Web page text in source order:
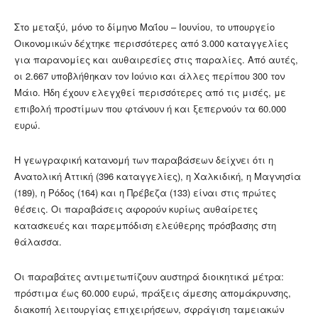
Στο μεταξύ, μόνο το δίμηνο Μαΐου – Ιουνίου, το υπουργείο
Οικονομικών δέχτηκε περισσότερες από 3.000 καταγγελίες
για παρανομίες και αυθαιρεσίες στις παραλίες. Από αυτές,
οι 2.667 υποβλήθηκαν τον Ιούνιο και άλλες περίπου 300 τον
Μάιο. Ήδη έχουν ελεγχθεί περισσότερες από τις μισές, με
επιβολή προστίμων που φτάνουν ή και ξεπερνούν τα 60.000
ευρώ.
Η γεωγραφική κατανομή των παραβάσεων δείχνει ότι η
Ανατολική Αττική (396 καταγγελίες), η Χαλκιδική, η Μαγνησία
(189), η Ρόδος (164) και η Πρέβεζα (133) είναι στις πρώτες
θέσεις. Οι παραβάσεις αφορούν κυρίως αυθαίρετες
κατασκευές και παρεμπόδιση ελεύθερης πρόσβασης στη
θάλασσα.
Οι παραβάτες αντιμετωπίζουν αυστηρά διοικητικά μέτρα:
πρόστιμα έως 60.000 ευρώ, πράξεις άμεσης απομάκρυνσης,
διακοπή λειτουργίας επιχειρήσεων, σφράγιση ταμειακών